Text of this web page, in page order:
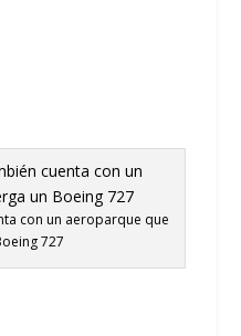
con un aeroparque que
727